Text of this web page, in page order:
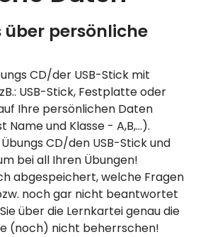
persönliche
CD/der USB-Stick mit
USB-Stick, Festplatte oder
Ihre persönlichen Daten
und Klasse - A,B,...).
CD/den USB-Stick und
bei all Ihren Übungen!
abgespeichert, welche Fragen
noch gar nicht beantwortet
über die Lernkartei genau die
(noch) nicht beherrschen!